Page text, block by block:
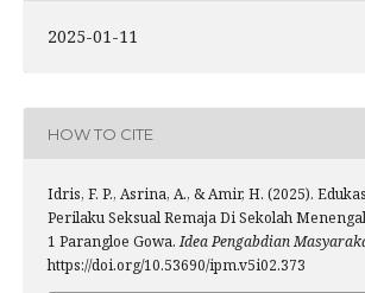
2025-01-11
HOW TO CITE
Idris, F. P., Asrina, A., & Amir, H. (2025).
Perilaku Seksual Remaja Di Sekolah
1 Parangloe Gowa.Idea Pengabdian
https://doi.org/10.53690/ipm.v5i02.373